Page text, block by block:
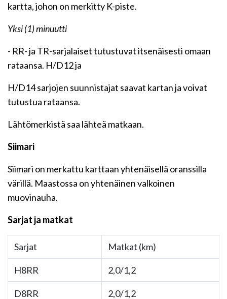
kartta, johon on merkitty K-piste.
Yksi (1) minuutti
- RR- ja TR-sarjalaiset tutustuvat itsenäisesti omaan
rataansa. H/D12 ja
H/D14 sarjojen suunnistajat saavat kartan ja voivat
tutustua rataansa.
Lähtömerkistä saa lähteä matkaan.
Siimari
Siimari on merkattu karttaan yhtenäisellä oranssilla
värillä. Maastossa on yhtenäinen valkoinen
muovinauha.
Sarjat ja matkat
Sarjat Matkat (km)
H8RR 2,0/1,2
D8RR 2,0/1,2